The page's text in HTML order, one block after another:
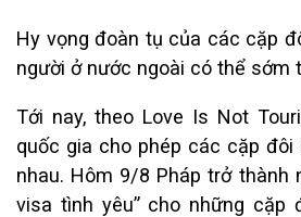
Hy vọng đoàn tụ của các cặp
người ở nước ngoài có thể sớm
Tới nay, theo Love Is Not
quốc gia cho phép các cặp
nhau. Hôm 9/8 Pháp trở thành
visa tình yêu” cho những cặp